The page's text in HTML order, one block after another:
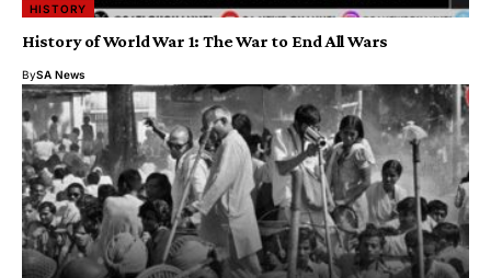
HISTORY
History of World War 1: The War to End All Wars
BySA News